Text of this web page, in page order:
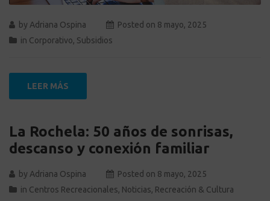
by Adriana Ospina Posted on 8 mayo, 2025
in Corporativo, Subsidios
LEER MÁS
La Rochela: 50 años de sonrisas,
descanso y conexión familiar
by Adriana Ospina Posted on 8 mayo, 2025
in Centros Recreacionales, Noticias, Recreación & Cultura